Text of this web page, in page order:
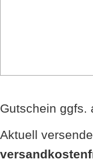
Gutschein ggfs.
Aktuell